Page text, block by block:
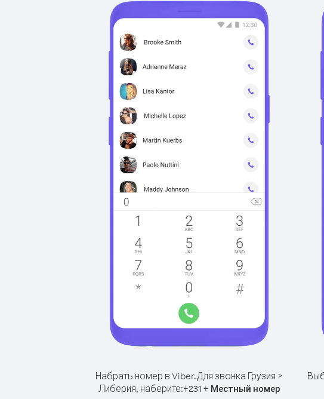
Набрать номер в Viber.Для звонка Грузия >
Либерия, наберите:+231+ Местный номер